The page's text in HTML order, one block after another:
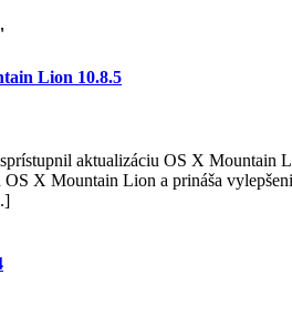
Lion 10.8.5
aktualizáciu OS X
X Mountain Lion a prináša